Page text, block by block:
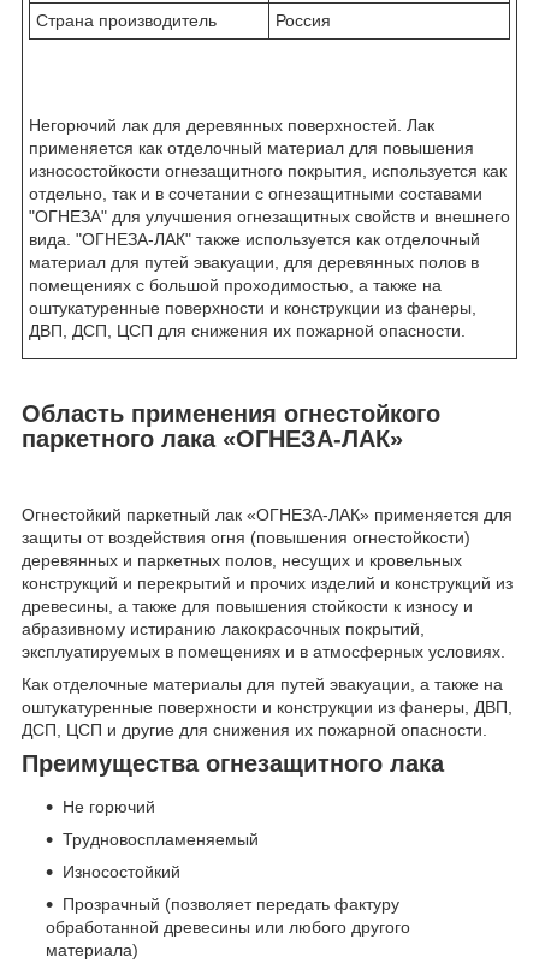
Страна производитель
Россия
Негорючий лак для деревянных поверхностей. Лак
применяется как отделочный материал для повышения
износостойкости огнезащитного покрытия, используется как
отдельно, так и в сочетании с огнезащитными составами
"ОГНЕЗА" для улучшения огнезащитных свойств и внешнего
вида. "ОГНЕЗА-ЛАК" также используется как отделочный
материал для путей эвакуации, для деревянных полов в
помещениях с большой проходимостью, а также на
оштукатуренные поверхности и конструкции из фанеры,
ДВП, ДСП, ЦСП для снижения их пожарной опасности.
Область применения огнестойкого
паркетного лака «ОГНЕЗА-ЛАК»
Огнестойкий паркетный лак «ОГНЕЗА-ЛАК» применяется для
защиты от воздействия огня (повышения огнестойкости)
деревянных и паркетных полов, несущих и кровельных
конструкций и перекрытий и прочих изделий и конструкций из
древесины, а также для повышения стойкости к износу и
абразивному истиранию лакокрасочных покрытий,
эксплуатируемых в помещениях и в атмосферных условиях.
Как отделочные материалы для путей эвакуации, а также на
оштукатуренные поверхности и конструкции из фанеры, ДВП,
ДСП, ЦСП и другие для снижения их пожарной опасности.
Преимущества огнезащитного лака
Не горючий
Трудновоспламеняемый
Износостойкий
Прозрачный (позволяет передать фактуру
обработанной древесины или любого другого
материала)